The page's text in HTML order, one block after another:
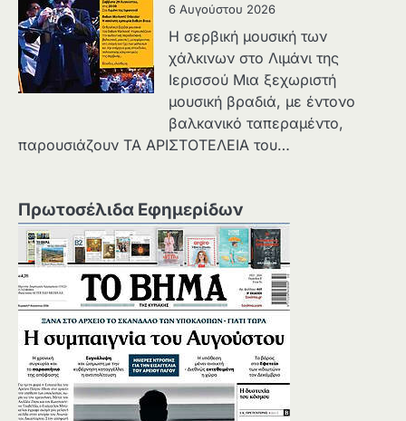
6 Αυγούστου 2026
Η σερβική μουσική των
χάλκινων στο Λιμάνι της
Ιερισσού Μια ξεχωριστή
μουσική βραδιά, με έντονο
βαλκανικό ταπεραμέντο,
παρουσιάζουν ΤΑ ΑΡΙΣΤΟΤΕΛΕΙΑ του…
Πρωτοσέλιδα Εφημερίδων